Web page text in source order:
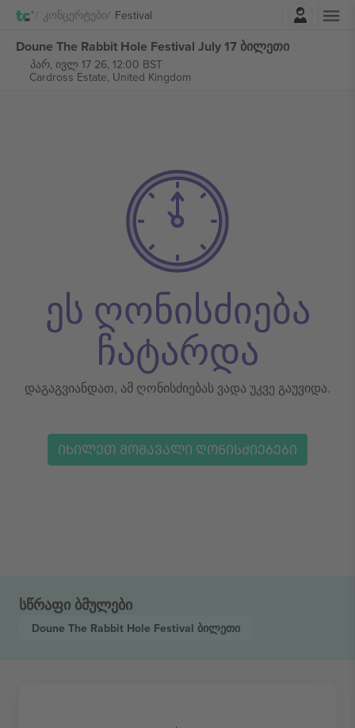
Კონცერტები Festival
Doune The Rabbit Hole Festival July 17 ბილეთი
პარ, ივლ 17 26, 12:00 BST
Cardross Estate, United Kingdom
ეს ღონისძიება
ჩატარდა
დაგაგვიანდათ, ამ ღონისძიებას ვადა უკვე გაუვიდა.
ᲘᲮᲘᲚᲔᲗ ᲛᲝᲛᲐᲕᲐᲚᲘ ᲦᲝᲜᲘᲡᲫᲘᲔᲑᲔᲑᲘ
სწრაფი ბმულები
Doune The Rabbit Hole Festival ბილეთი